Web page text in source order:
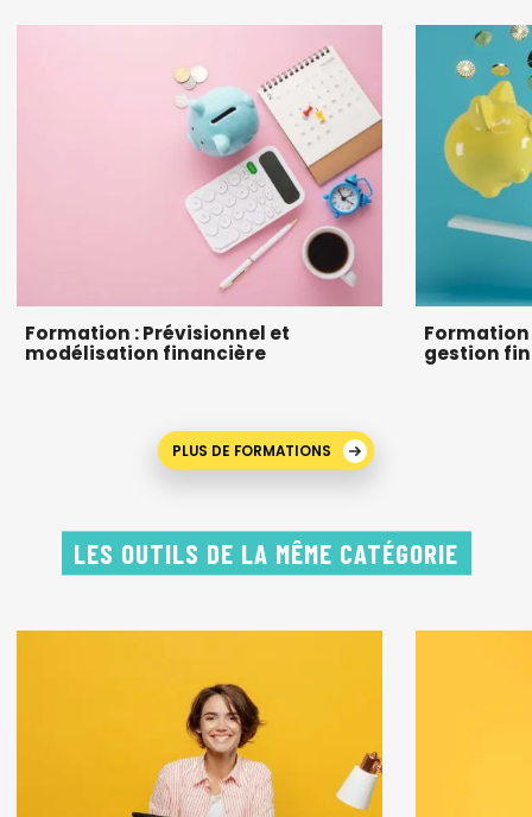
Formation : Prévisionnel et
modélisation financière
gestion
PLUS DE FORMATIONS
LES OUTILS DE LA MÊME CATÉGORIE